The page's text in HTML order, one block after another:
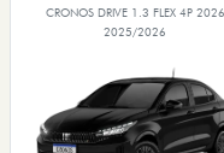
CRONOS DRIVE 1.3 FLEX 4P 2026
2025/2026